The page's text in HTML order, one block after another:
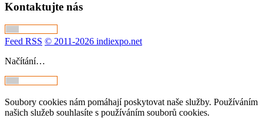
Kontaktujte nás
Feed RSS © 2011-2026 indiexpo.net
Načítání…
Soubory cookies nám pomáhají poskytovat naše služby. Používáním
našich služeb souhlasíte s používáním souborů cookies.